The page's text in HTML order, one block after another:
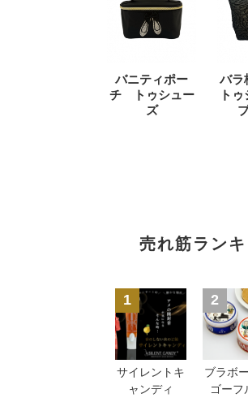
バニティポー
チ トゥシュー
ズ
バ
ト
売れ筋ラン
1
サイレントキ
ャンディ
2
ブラボ
ゴーフ